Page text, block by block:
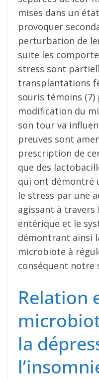
mises dans un
provoquer
perturbation de
suite les
stress sont
transplantations
souris témoins
modification du
son tour va
preuves sont
prescription de
que des
qui ont démontré
le stress par une
agissant à travers
entérique et le
démontrant ainsi
microbiote à
conséquent notre
Relation
la